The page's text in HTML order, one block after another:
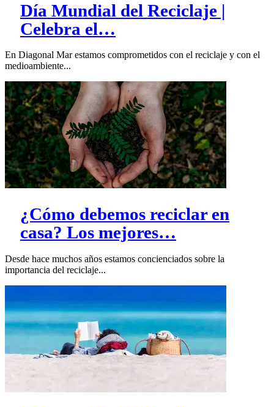
Día Mundial del Reciclaje |
Celebra el…
En Diagonal Mar estamos comprometidos con el reciclaje y con el
medioambiente...
¿Cómo debemos reciclar en
casa? Los mejores…
Desde hace muchos años estamos concienciados sobre la
importancia del reciclaje...